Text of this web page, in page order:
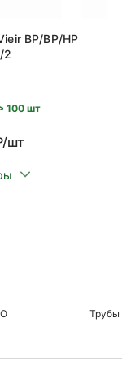
ВР/ВР/НР
2
100 шт
шт
Трубы